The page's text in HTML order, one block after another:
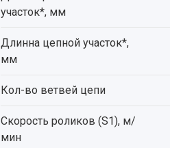
участок*, мм
Длинна цепной участок*,
мм
Кол-во ветвей цепи
Скорость роликов (S1), м/
мин